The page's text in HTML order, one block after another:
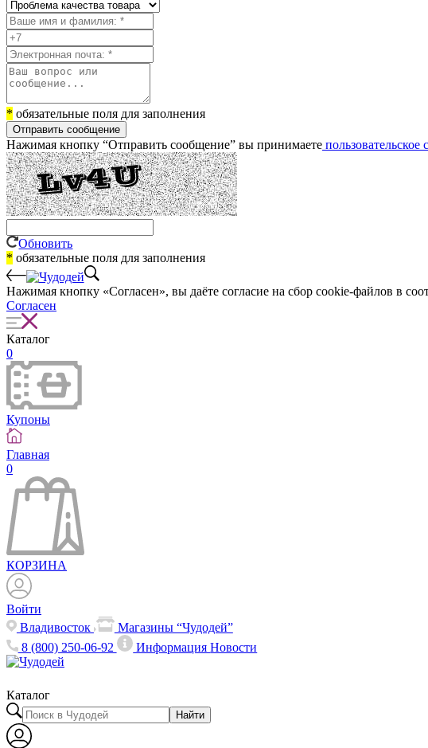
* обязательные поля для заполнения
Отправить сообщение
Нажимая кнопку “Отправить сообщение” вы принимаете пользовательское
Обновить
* обязательные поля для заполнения
Нажимая кнопку «Согласен», вы даёте cогласие на сбор cookie-файлов в
Согласен
Каталог
0
Купоны
Главная
0
КОРЗИНА
Войти
Владивосток
Магазины “Чудодей”
8 (800) 250-06-92
ИнформацияНовости
Каталог
Найти